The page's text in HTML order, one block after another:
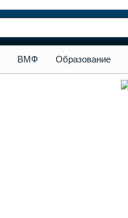
ВМФ Образование